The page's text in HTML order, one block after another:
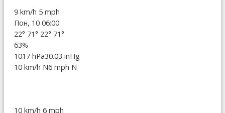
9 km/h 5 mph
Пон, 10 06:00
22° 71° 22° 71°
63%
1017 hPa30.03 inHg
10 km/h N6 mph N
10 km/h 6 mph